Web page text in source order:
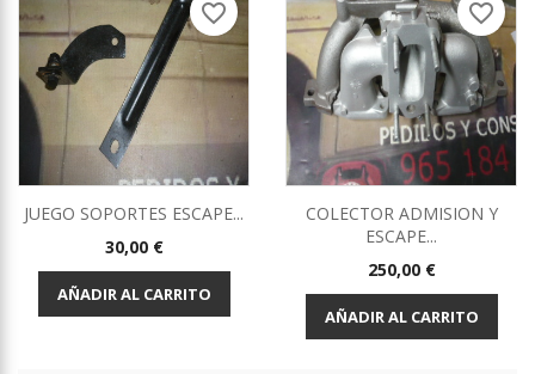
JUEGO SOPORTES ESCAPE...
Precio
30,00 €
AÑADIR AL CARRITO
favorite_border
COLECTOR ADMISION Y
ESCAPE...
Precio
250,00 €
AÑADIR AL CARRITO
favorite_border